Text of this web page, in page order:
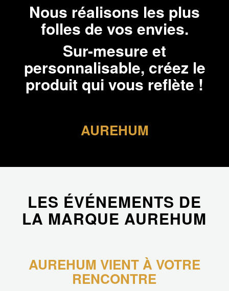
Nous réalisons les plus
folles de vos envies.
Sur-mesure et
personnalisable, créez le
produit qui vous reflète !
AUREHUM
LES ÉVÉNEMENTS DE
LA MARQUE AUREHUM
AUREHUM VIENT À VOTRE
RENCONTRE